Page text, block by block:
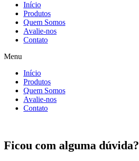
Início
Produtos
Quem Somos
Avalie-nos
Contato
Menu
Início
Produtos
Quem Somos
Avalie-nos
Contato
Ficou com alguma dúvida?